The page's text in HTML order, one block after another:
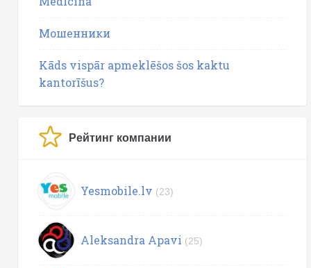
Мошенники
Kāds vispār apmeklēšos šos kaktu
kantorīšus?
Рейтинг компании
Yesmobile.lv (23)
Aleksandra Apavi (25)